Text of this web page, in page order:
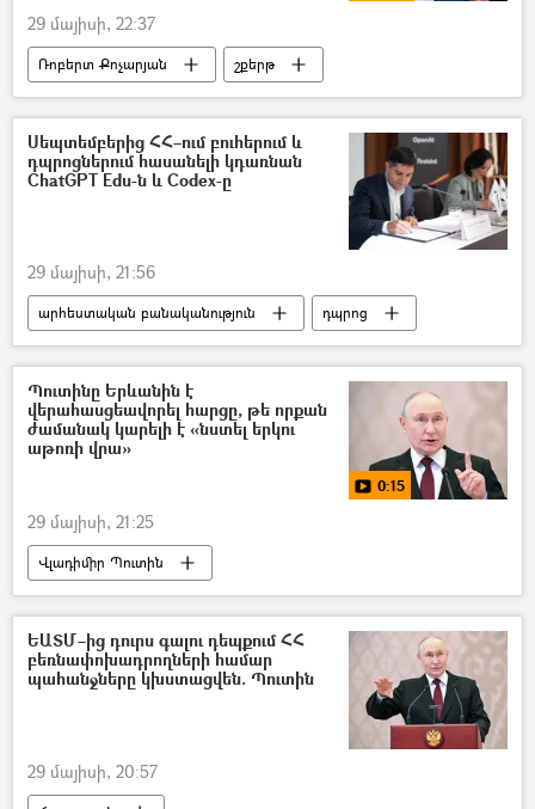
29 մայիսի, 22:37
Ռոբերտ Քոչարյան
շքերթ
սպառազինություն
Սեպտեմբերից ՀՀ–ում բուհերում և
դպրոցներում հասանելի կդառնան
ChatGPT Edu-ն և Codex-ը
29 մայիսի, 21:56
արհեստական բանականություն
դպրոց
բուհ
Պուտինը Երևանին է
վերահասցեավորել հարցը, թե որքան
ժամանակ կարելի է «նստել երկու
աթոռի վրա»
0:15
29 մայիսի, 21:25
Վլադիմիր Պուտին
Եվրասիական տնտեսական միություն (ԵԱՏՄ)
Հայաստան և ԵԱՏՄ
Հայաստան
հանրաքվե
Եվրամիություն
ԵԱՏՄ–ից դուրս գալու դեպքում ՀՀ
բեռնափոխադրողների համար
պահանջները կխստացվեն. Պուտին
29 մայիսի, 20:57